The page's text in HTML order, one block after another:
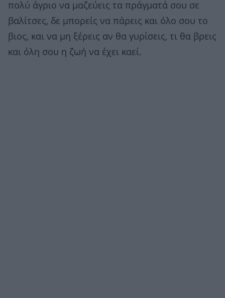
πολύ άγριο να μαζεύεις τα πράγματά σου σε
βαλίτσες, δε μπορείς να πάρεις και όλο σου το
βιος, και να μη ξέρεις αν θα γυρίσεις, τι θα βρεις
και όλη σου η ζωή να έχει καεί.